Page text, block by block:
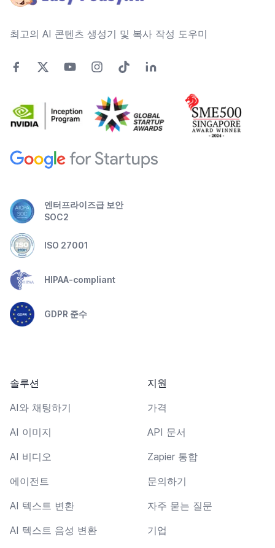
최고의 AI 콘텐츠 생성기 및 복사 작성 도우미
엔터프라이즈급 보안
SOC2
ISO 27001
HIPAA-compliant
GDPR 준수
솔루션
AI와 채팅하기
AI 이미지
AI 비디오
에이전트
AI 텍스트 변환
AI 텍스트 음성 변환
지원
가격
API 문서
Zapier 통합
문의하기
자주 묻는 질문
기업